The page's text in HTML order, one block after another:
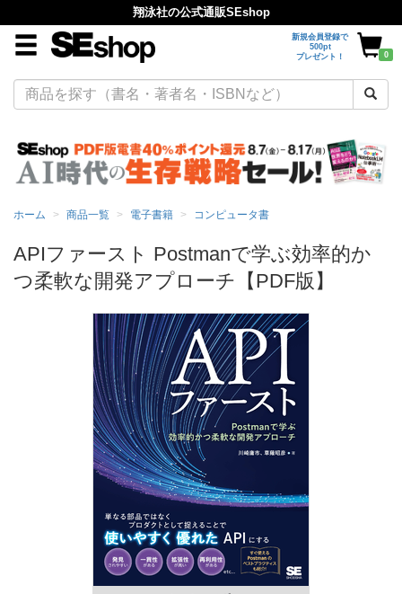
翔泳社の公式通販SEshop
新規会員登録で
500pt
プレゼント！
0
ホーム 商品一覧 電子書籍 コンピュータ書
APIファースト Postmanで学ぶ効率的か
つ柔軟な開発アプローチ【PDF版】